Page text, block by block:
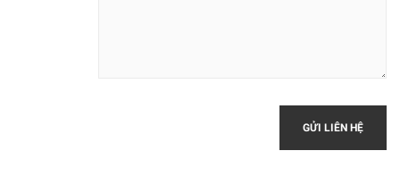
GỬI LIÊN HỆ